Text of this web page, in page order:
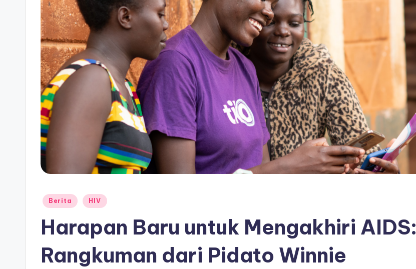
Posted
Berita HIV
Harapan Baru untuk Mengakhiri AIDS:
Rangkuman dari Pidato Winnie